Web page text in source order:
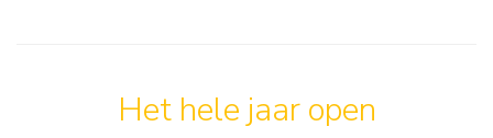
Het hele jaar open